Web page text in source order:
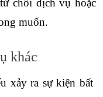
chối dịch vụ hoặc
muốn.
khác
xảy ra sự kiện bất